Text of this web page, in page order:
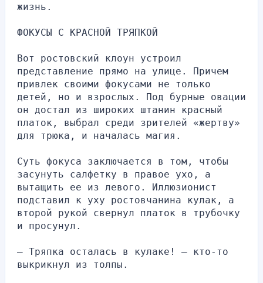
жизнь.
ФОКУСЫ С КРАСНОЙ ТРЯПКОЙ
Вот ростовский клоун устроил
представление прямо на улице. Причем
привлек своими фокусами не только
детей, но и взрослых. Под бурные овации
он достал из широких штанин красный
платок, выбрал среди зрителей «жертву»
для трюка, и началась магия.
Суть фокуса заключается в том, чтобы
засунуть салфетку в правое ухо, а
вытащить ее из левого. Иллюзионист
подставил к уху ростовчанина кулак, а
второй рукой свернул платок в трубочку
и просунул.
– Тряпка осталась в кулаке! – кто-то
выкрикнул из толпы.